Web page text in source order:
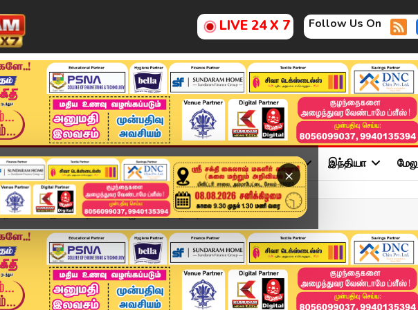
LIVE 24 X 7 Follow Us On
×
அண்மை தமிழ்நாடு சினிமா அரசியல் விளையாட்டு இந்தியா
தவெகவில் இணைகிறீர்களா?விஜயபாஸ்கர் பதில் | Kumud...